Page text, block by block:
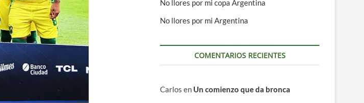
No llores por mi copa Argentina
No llores por mi Argentina
COMENTARIOS RECIENTES
Carlos en Un comienzo que da bronca